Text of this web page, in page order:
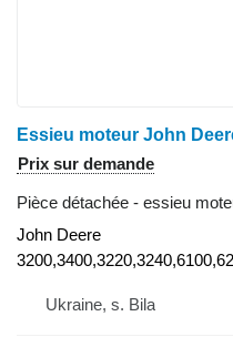
Prix sur demande
Pièce détachée - essieu
John Deere
Ukraine, s. Bila